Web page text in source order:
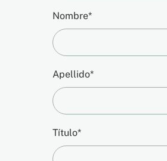
Nombre*
Apellido*
Título*